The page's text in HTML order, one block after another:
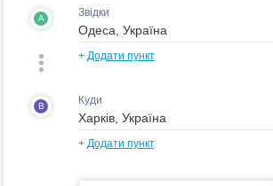
A Звідки
+ Додати пункт
B Куди
+ Додати пункт